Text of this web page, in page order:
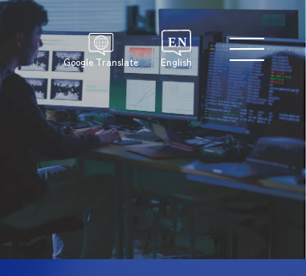
Google Translate English